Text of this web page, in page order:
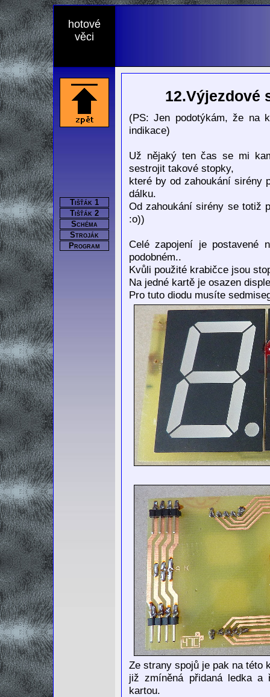
hotové
věci
Tišťák 1
Tišťák 2
Schéma
Stroják
Program
12.Výjezdové
(PS: Jen podotýkám, že na
indikace)
Už nějaký ten čas se mi
sestrojit takové stopky,
které by od zahoukání sirény
dálku.
Od zahoukání sirény se totiž
:o))
Celé zapojení je postavené
podobném..
Kvůli použité krabičce jsou
Na jedné kartě je osazen
Pro tuto diodu musíte
Ze strany spojů je pak na této
již zmíněná přidaná ledka a
kartou.